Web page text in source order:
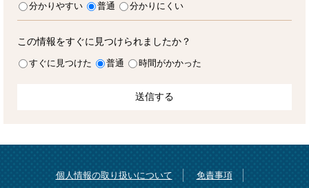
分かりやすい 普通 分かりにくい
この情報をすぐに見つけられましたか？
すぐに見つけた 普通 時間がかかった
個人情報の取り扱いについて
免責事項